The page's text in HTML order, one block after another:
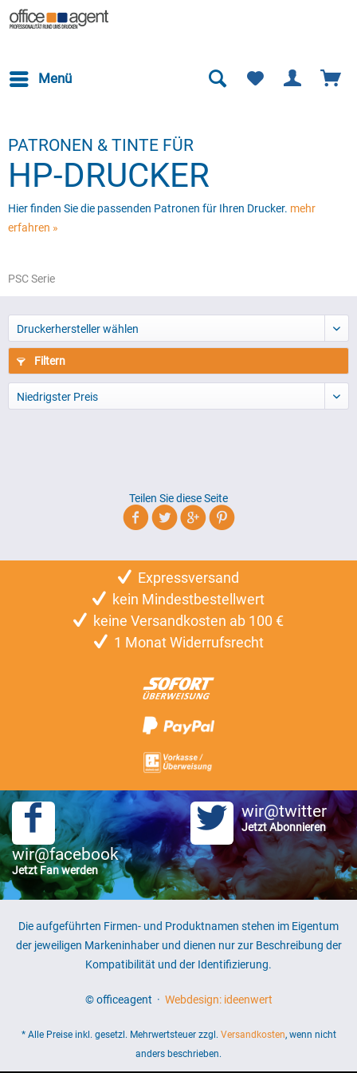
Menü
PATRONEN & TINTE FÜR
HP-DRUCKER
Hier finden Sie die passenden Patronen für Ihren Drucker. mehr
erfahren »
PSC Serie
Druckerhersteller wählen
Filtern
Niedrigster Preis
Teilen Sie diese Seite
Expressversand
kein Mindestbestellwert
keine Versandkosten ab 100 €
1 Monat Widerrufsrecht
wir@facebook
Jetzt Fan werden
wir@twitter
Jetzt Abonnieren
Die aufgeführten Firmen- und Produktnamen stehen im Eigentum
der jeweiligen Markeninhaber und dienen nur zur Beschreibung der
Kompatibilität und der Identifizierung.
© officeagent · Webdesign: ideenwert
* Alle Preise inkl. gesetzl. Mehrwertsteuer zzgl. Versandkosten, wenn nicht
anders beschrieben.